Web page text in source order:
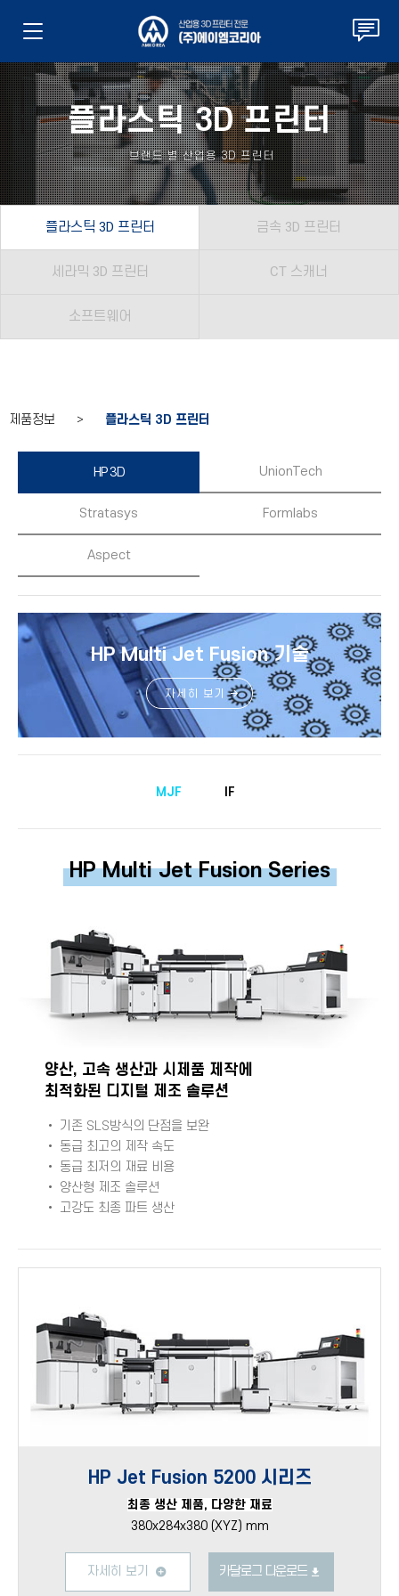
플라스틱 3D 프린터
브랜드 별 산업용 3D 프린터
플라스틱 3D 프린터 금속 3D 프린터
세라믹 3D 프린터 CT 스캐너
소프트웨어
제품정보 > 플라스틱 3D 프린터
HP 3D UnionTech
Stratasys Formlabs
Aspect
HP Multi Jet Fusion 기술
자세히 보기
MJF IF
HP Multi Jet Fusion Series
양산, 고속 생산과 시제품 제작에
최적화된 디지털 제조 솔루션
• 기존 SLS방식의 단점을 보완
• 동급 최고의 제작 속도
• 동급 최저의 재료 비용
• 양산형 제조 솔루션
• 고강도 최종 파트 생산
HP Jet Fusion 5200 시리즈
최종 생산 제품, 다양한 재료
380x284x380 (XYZ) mm
자세히 보기 카달로그 다운로드